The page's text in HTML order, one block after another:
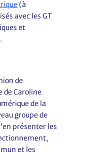
(à
avec les GT
et
de
de Caroline
de la
groupe de
présenter les
et les